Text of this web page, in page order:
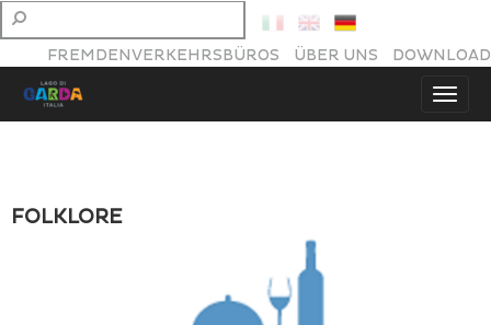
FREMDENVERKEHRSBÜROS ÜBER UNS DOWNLOAD
FOLKLORE